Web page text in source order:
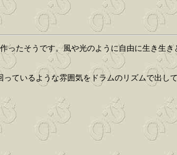
ったそうです。風や光のように自由に生き生
ているような雰囲気をドラムのリズムで出し